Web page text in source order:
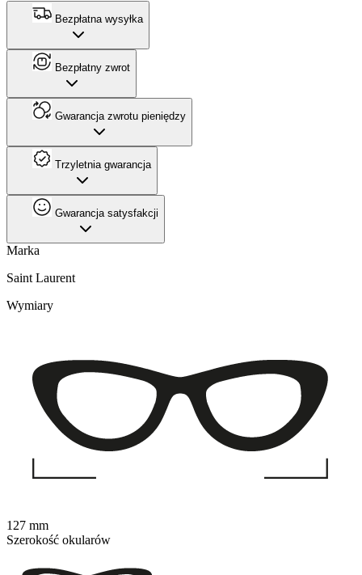
Bezpłatna wysyłka
Bezpłatny zwrot
Gwarancja zwrotu pieniędzy
Trzyletnia gwarancja
Gwarancja satysfakcji
Marka
Saint Laurent
Wymiary
127 mm
Szerokość okularów